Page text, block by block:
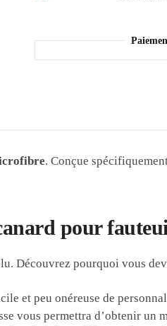
. Conçue
pour
Découvrez pourquoi vous
et peu onéreuse de
vous permettra d’obtenir un